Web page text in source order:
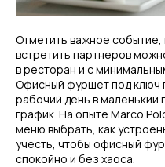
Отметить важное событие,
встретить партнеров
в ресторан и с
Офисный фуршет под ключ
рабочий день в маленький
график. На опыте Marco
меню выбрать, как
учесть, чтобы офисный
спокойно и без хаоса.